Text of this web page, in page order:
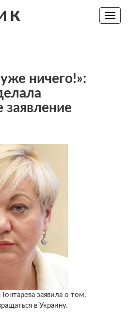
Toggle
ничего!»:
заявление
заявила о том,
в Украину.